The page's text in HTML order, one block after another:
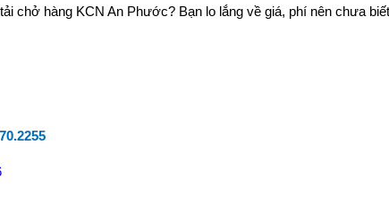
chở hàng KCN An Phước? Bạn lo lắng về giá, phí nên chưa